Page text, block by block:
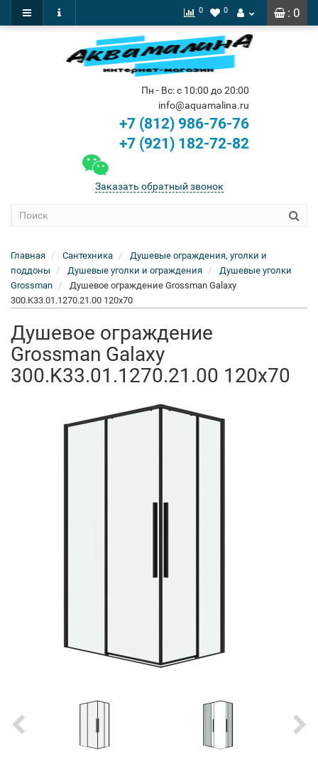
: 0
0 0
Пн - Вс: с 10:00 до 20:00
info@aquamalina.ru
+7 (812) 986-76-76
+7 (921) 182-72-82
Заказать обратный звонок
Главная Сантехника
Душевые ограждения, уголки и
поддоны
Душевые уголки и ограждения
Душевые уголки
Grossman
Душевое ограждение Grossman Galaxy
300.K33.01.1270.21.00 120x70
Душевое ограждение
Grossman Galaxy
300.K33.01.1270.21.00 120x70